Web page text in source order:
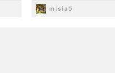
misia5